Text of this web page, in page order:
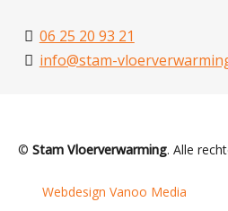
06 25 20 93 21
info@stam-
© Stam Vloerverwarming. Alle
Webdesign Vanoo Media